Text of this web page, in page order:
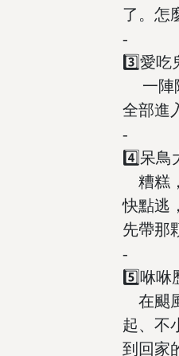
了。怎
-
3️⃣愛吃
一陣
全部進
-
4️⃣呆鳥
糟糕
快點逃
先帶那
-
5️⃣咻咻
在颶
起、不
到回家